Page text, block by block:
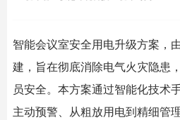
关于我们
智能会议室安全用电升级方案，
建，旨在彻底消除电气火灾隐患
员安全。本方案通过智能化技术
主动预警、从粗放用电到精细管